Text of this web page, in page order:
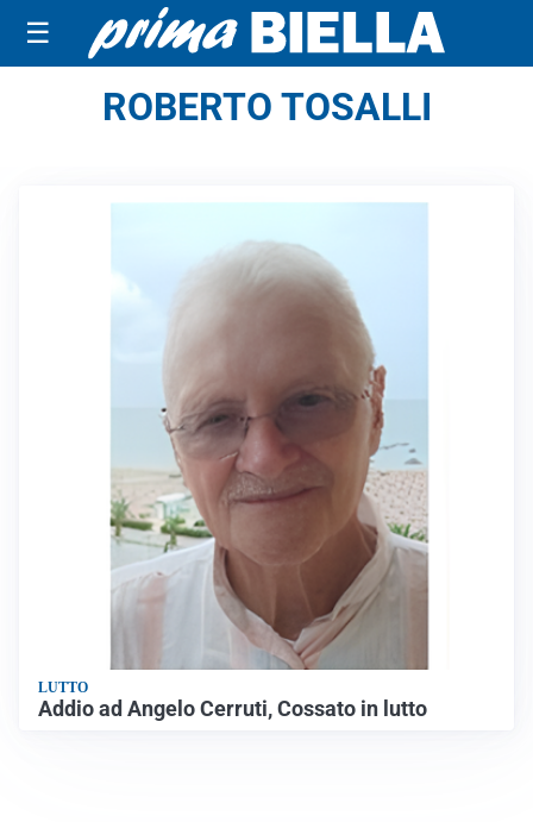
☰
ROBERTO TOSALLI
LUTTO
Addio ad Angelo Cerruti, Cossato in lutto